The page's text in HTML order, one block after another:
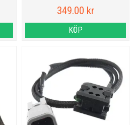
349.00 kr
KÖP